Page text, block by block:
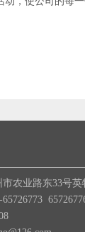
农业路东33号英